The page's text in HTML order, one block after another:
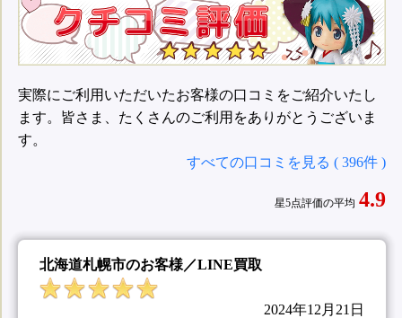
実際にご利用いただいたお客様の口コミをご紹介いたし
ます。皆さま、たくさんのご利用をありがとうございま
す。
すべての口コミを見る ( 396件 )
星5点評価の平均 4.9
北海道札幌市のお客様／LINE買取
2024年12月21日